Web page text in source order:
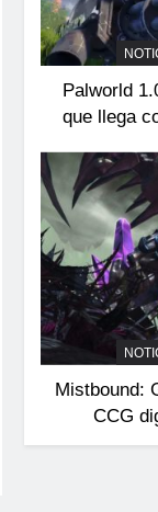
Palworld
que llega
Mistbound:
CCG